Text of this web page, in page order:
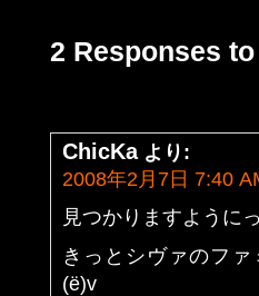
2 Responses to
ChicKa より:
2008年2月7日 7:40
見つかりますように
きっとシヴァのフ
(ё)v